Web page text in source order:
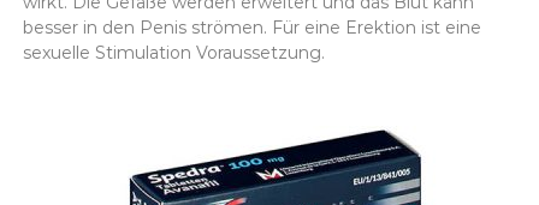
besser in den Penis strömen. Für eine Erektion ist eine
sexuelle Stimulation Voraussetzung.